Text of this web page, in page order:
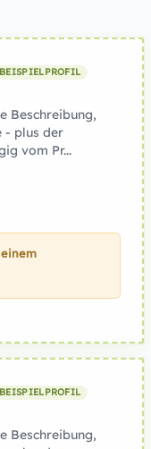
BEISPIELPROFIL
Beschreibung,
- plus der
vom Pr...
BEISPIELPROFIL
Beschreibung,